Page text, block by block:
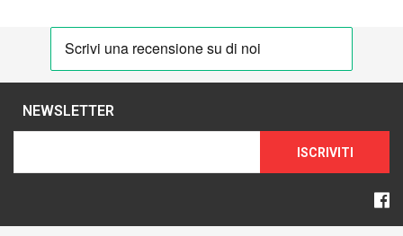
NEWSLETTER
ISCRIVITI